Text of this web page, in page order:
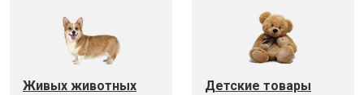
Живых животных Детские товары